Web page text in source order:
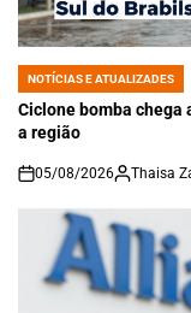
POSTED
IN
NOTÍCIAS E ATUALIZADES
Ciclone bomba chega
a região
on
05/08/2026 Thaisa